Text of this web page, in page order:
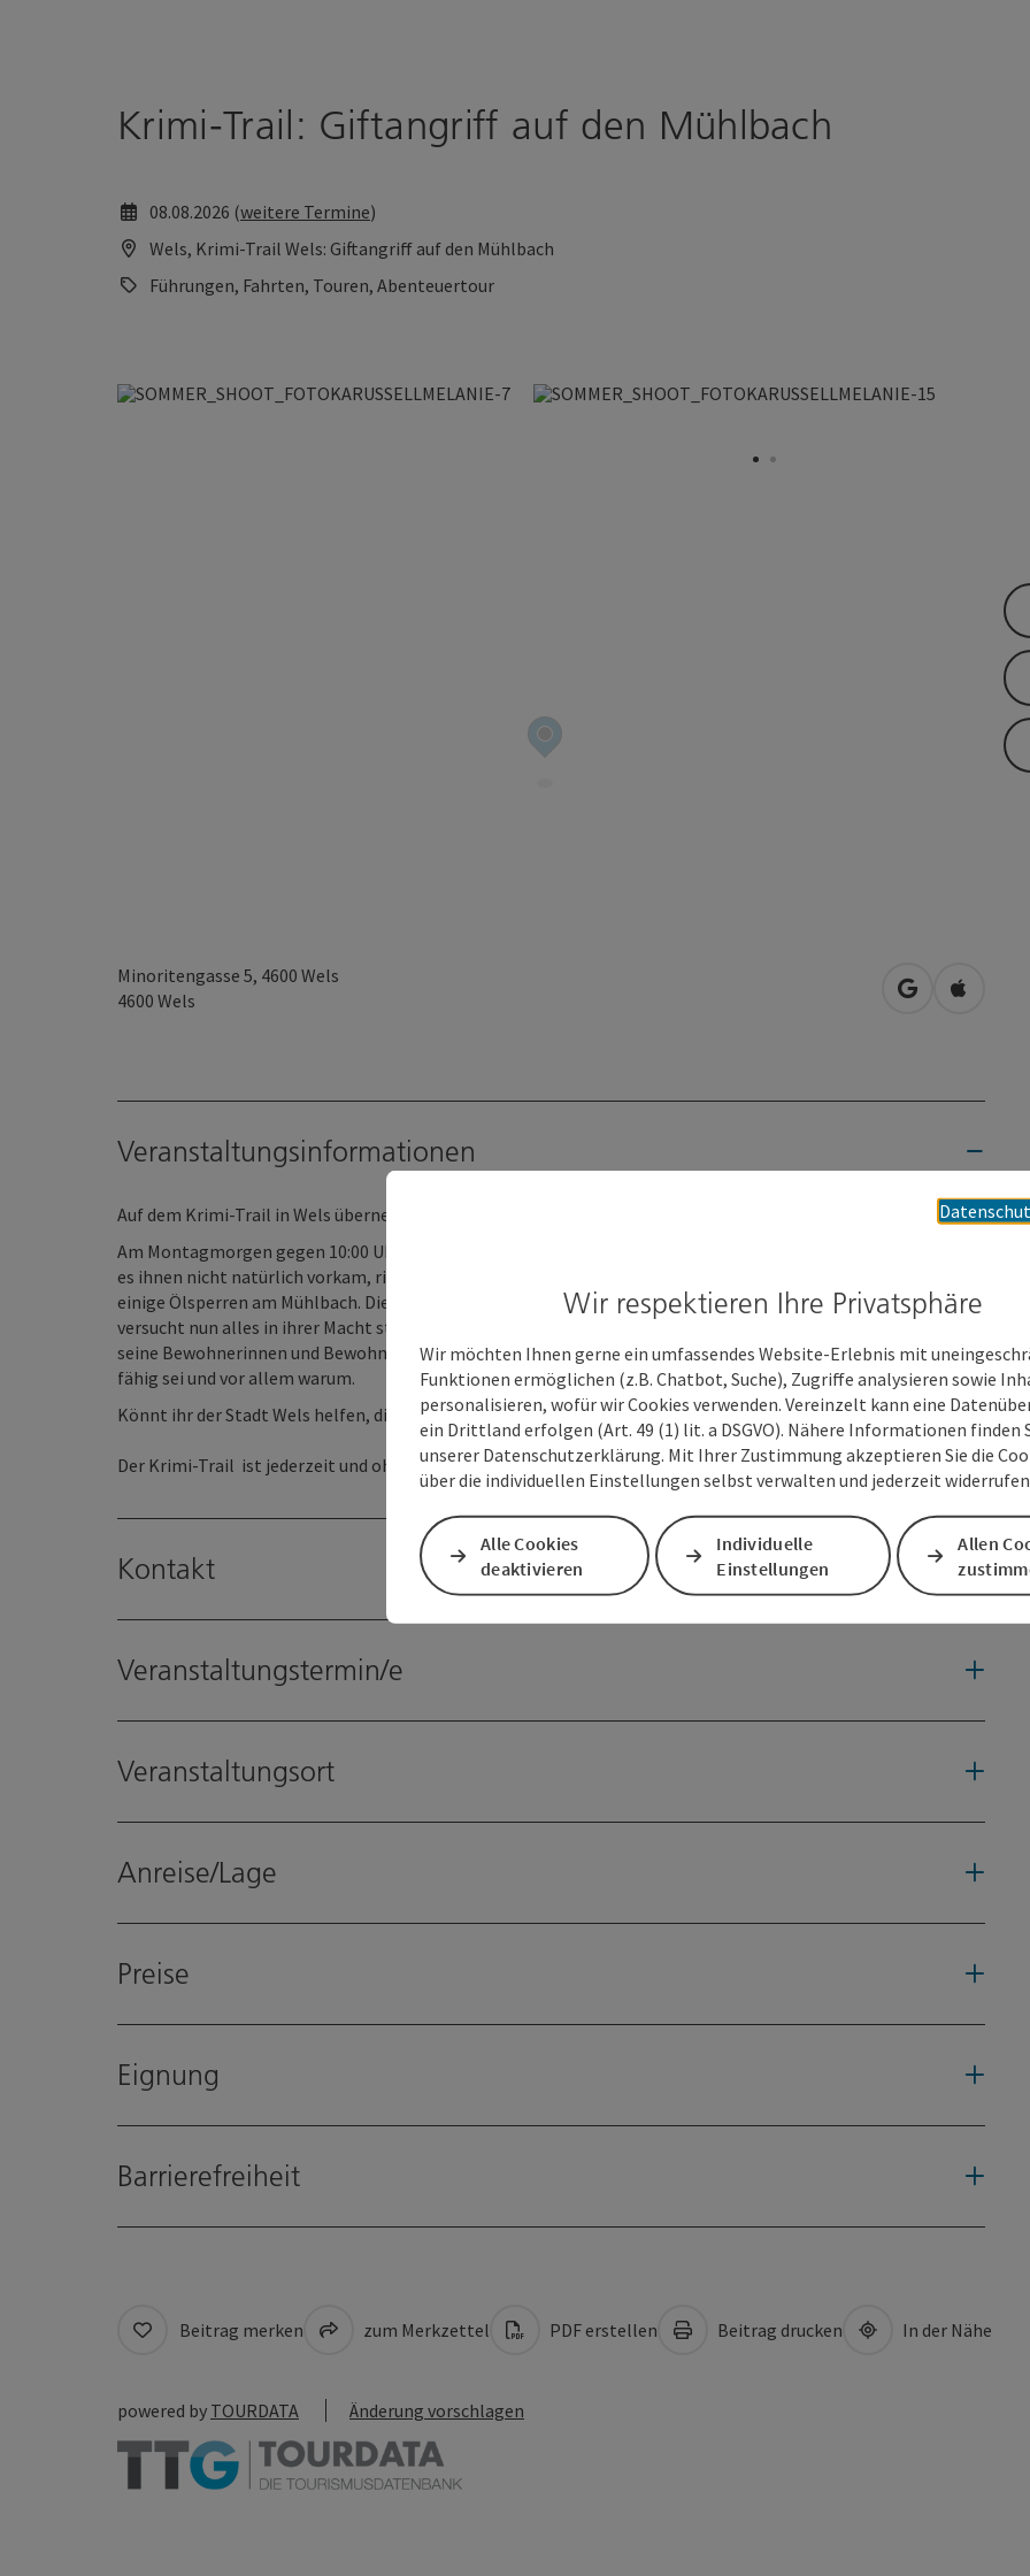
Krimi-Trail: Giftangriff auf den Mühlbach
08.08.2026 (weitere Termine)
Wels, Krimi-Trail Wels: Giftangriff auf den Mühlbach
Führungen, Fahrten, Touren, Abenteuertour
Minoritengasse 5, 4600 Wels
4600 Wels in Google
in
Veranstaltungsinformationen
Auf dem Krimi-Trail in Wels übernehmt ihr die Ermittlungsarbeiten.
Am Montagmorgen gegen 10:00 Uhr entdeckten Passantinnen und Passanten eine lila Ölspur im Mühlbach. Da
es ihnen nicht natürlich vorkam, riefen sie umgehend die Feuerwehr. Diese handelte sofort und errichtete
einige Ölsperren am Mühlbach. Die Untersuchungen der Substanz im Wasser laufen. Die Feuerwehr Wels
versucht nun alles in ihrer Macht stehende, um die Ölspur aus dem Mühlbach zu entfernen. Die Stadt Wels und
seine Bewohnerinnen und Bewohner sind erschüttert und können sich nicht erklären, wer zu solch einer Tat
fähig sei und vor allem warum.
Könnt ihr der Stadt Wels helfen, diesen Fall zu lösen?
Der Krimi-Trail ist jederzeit und ohne Voranmeldung spielbar.
Kontakt
Veranstaltungstermin/e
Veranstaltungsort
Anreise/Lage
Preise
Eignung
Barrierefreiheit
Beitrag merken zum Merkzettel PDF erstellen Beitrag drucken In der Nähe
powered by TOURDATA Änderung vorschlagen
Wir respektieren Ihre Privatsphäre
Wir möchten Ihnen gerne ein umfassendes Website-Erlebnis mit
Funktionen ermöglichen (z.B. Chatbot, Suche), Zugriffe analysieren sowie
personalisieren, wofür wir Cookies verwenden. Vereinzelt kann eine
ein Drittland erfolgen (Art. 49 (1) lit. a DSGVO). Nähere Informationen finden
unserer Datenschutzerklärung. Mit Ihrer Zustimmung akzeptieren Sie die
über die individuellen Einstellungen selbst verwalten und jederzeit
Alle Cookies
deaktivieren
Individuelle
Einstellungen
Allen